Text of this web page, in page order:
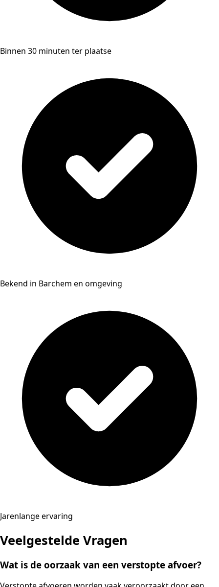
Binnen 30 minuten ter plaatse
Bekend in Barchem en omgeving
Jarenlange ervaring
Veelgestelde Vragen
Wat is de oorzaak van een verstopte afvoer?